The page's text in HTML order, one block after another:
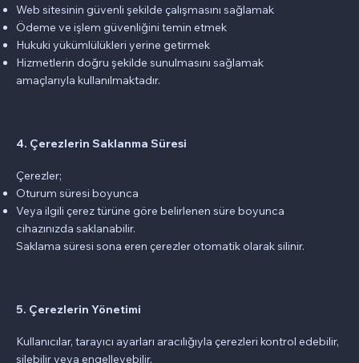
Web sitesinin güvenli şekilde çalışmasını sağlamak
Ödeme ve işlem güvenliğini temin etmek
Hukuki yükümlülükleri yerine getirmek
Hizmetlerin doğru şekilde sunulmasını sağlamak
amaçlarıyla kullanılmaktadır.
4. Çerezlerin Saklanma Süresi
Çerezler;
Oturum süresi boyunca
Veya ilgili çerez türüne göre belirlenen süre boyunca
cihazınızda saklanabilir.
Saklama süresi sona eren çerezler otomatik olarak silinir.
5. Çerezlerin Yönetimi
Kullanıcılar, tarayıcı ayarları aracılığıyla çerezleri kontrol edebilir,
silebilir veya engelleyebilir.